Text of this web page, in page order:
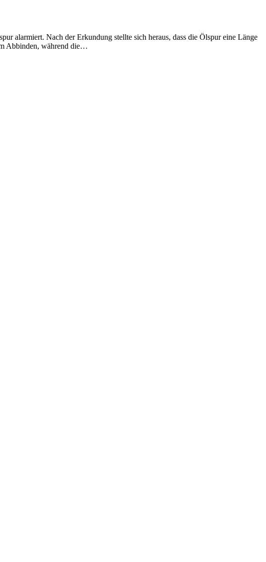
alarmiert. Nach der Erkundung stellte sich heraus, dass die Ölspur eine Länge
Abbinden, während die…